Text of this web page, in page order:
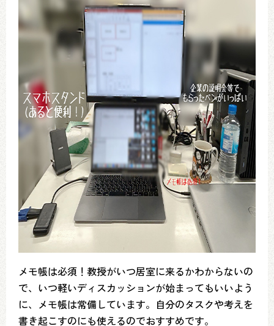
メモ帳は必須！教授がいつ居室に来るかわからないの
で、いつ軽いディスカッションが始まってもいいよう
に、メモ帳は常備しています。自分のタスクや考えを
書き起こすのにも使えるのでおすすめです。